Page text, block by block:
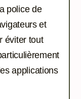
police de
et
éviter tout
applications